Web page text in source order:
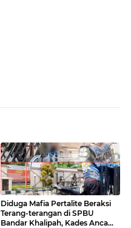
Diduga Mafia Pertalite Beraksi
Terang-terangan di SPBU
Bandar Khalipah, Kades Ancam